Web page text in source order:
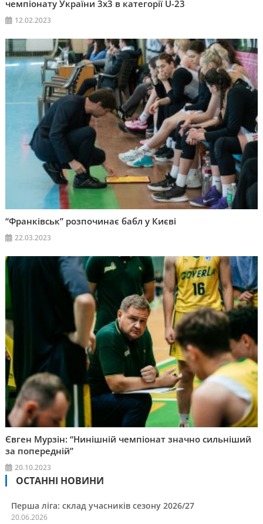
чемпіонату України 3х3 в категорії U-23
12.02.2023
“Франківськ” розпочинає бабл у Києві
22.03.2023
Євген Мурзін: “Нинішній чемпіонат значно сильніший
за попередній”
20.10.2023
ОСТАННІ НОВИНИ
Перша ліга: склад учасників сезону 2026/27
20.06.2026